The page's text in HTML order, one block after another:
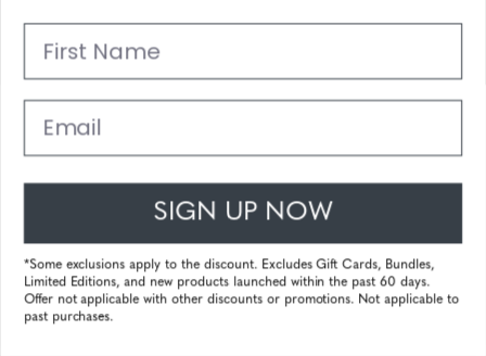
49.90 € 37,43incl. VAT
First Name
Email
SIGN UP NOW
*Some exclusions apply to the discount. Excludes Gift Cards, Bundles,
Limited Editions, and new products launched within the past 60 days.
Offer not applicable with other discounts or promotions. Not applicable to
past purchases.